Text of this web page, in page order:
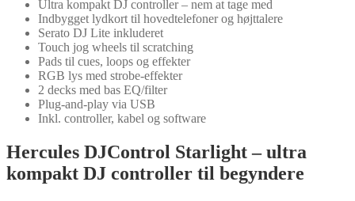
Ultra kompakt DJ controller – nem at tage med
Indbygget lydkort til hovedtelefoner og højttalere
Serato DJ Lite inkluderet
Touch jog wheels til scratching
Pads til cues, loops og effekter
RGB lys med strobe-effekter
2 decks med bas EQ/filter
Plug-and-play via USB
Inkl. controller, kabel og software
Hercules DJControl Starlight – ultra
kompakt DJ controller til begyndere